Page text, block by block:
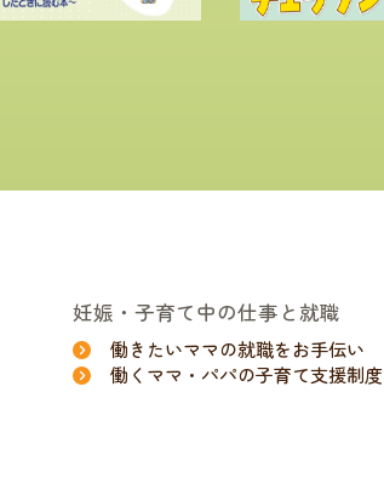
妊娠・子育て中の仕事と就職
働きたいママの就職をお手伝い
働くママ・パパの子育て支援制度